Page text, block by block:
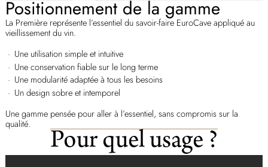
Positionnement de la gamme
La Première représente l’essentiel du savoir-faire EuroCave appliqué au
vieillissement du vin.
Une utilisation simple et intuitive
Une conservation fiable sur le long terme
Une modularité adaptée à tous les besoins
Un design sobre et intemporel
Une gamme pensée pour aller à l’essentiel, sans compromis sur la
qualité.
Pour quel usage ?